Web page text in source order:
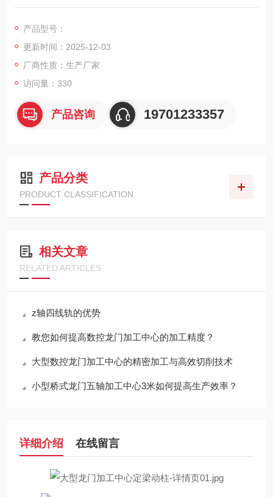
子数控系统，精度保持久，Y轴行程较长，可以加工大尺寸工
功能，一次装夹即可完成全部加工任务，广泛应用于汽车制造、
模具、机械设备等制造业，支持模块化选配和根据客户加工需求
进行定制服务。
产品型号：
更新时间：2025-12-03
厂商性质：生产厂家
访问量：330
产品咨询 19701233357
产品分类
PRODUCT CLASSIFICATION
相关文章
RELATED ARTICLES
z轴四线轨的优势
教您如何提高数控龙门加工中心的加工精度？
大型数控龙门加工中心的精密加工与高效切削技术
小型桥式龙门五轴加工中心3米如何提高生产效率？
详细介绍 在线留言